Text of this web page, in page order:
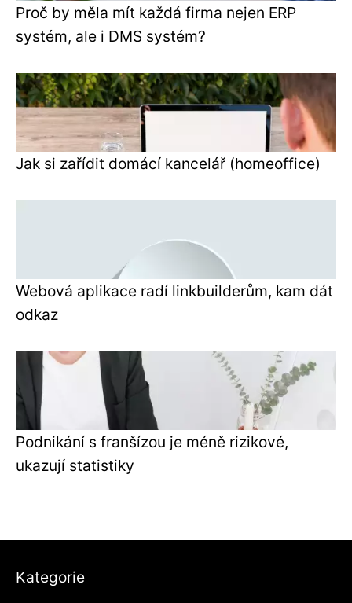
Proč by měla mít každá firma nejen ERP
systém, ale i DMS systém?
Jak si zařídit domácí kancelář (homeoffice)
Webová aplikace radí linkbuilderům, kam dát
odkaz
Podnikání s franšízou je méně rizikové,
ukazují statistiky
Kategorie